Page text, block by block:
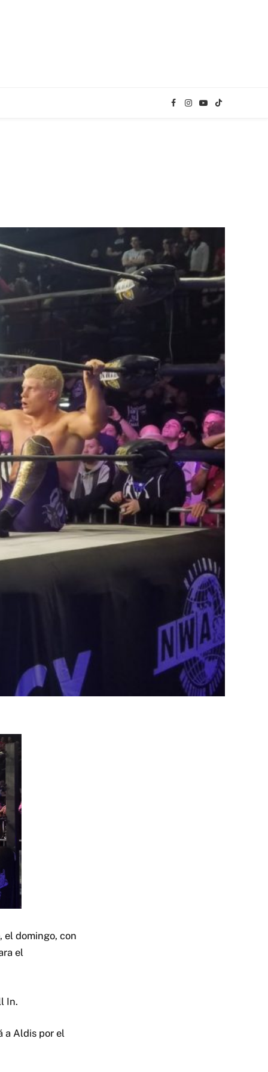
Facebook
Instagram
YouTube
TikTok
el domingo, con
el
In.
a Aldis por el